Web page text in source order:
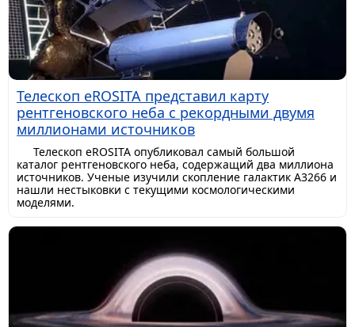
Телескоп eROSITA представил карту
рентгеновского неба с рекордными двумя
миллионами источников
Телескоп eROSITA опубликовал самый большой
каталог рентгеновского неба, содержащий два миллиона
источников. Ученые изучили скопление галактик A3266 и
нашли нестыковки с текущими космологическими
моделями.